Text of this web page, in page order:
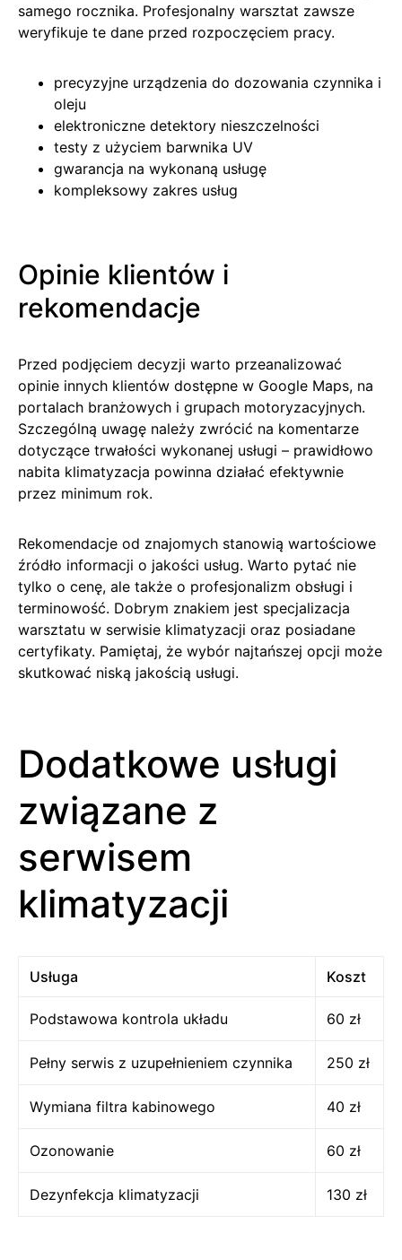
samego rocznika. Profesjonalny warsztat zawsze
weryfikuje te dane przed rozpoczęciem pracy.
precyzyjne urządzenia do dozowania czynnika i
oleju
elektroniczne detektory nieszczelności
testy z użyciem barwnika UV
gwarancja na wykonaną usługę
kompleksowy zakres usług
Opinie klientów i
rekomendacje
Przed podjęciem decyzji warto przeanalizować
opinie innych klientów dostępne w Google Maps, na
portalach branżowych i grupach motoryzacyjnych.
Szczególną uwagę należy zwrócić na komentarze
dotyczące trwałości wykonanej usługi – prawidłowo
nabita klimatyzacja powinna działać efektywnie
przez minimum rok.
Rekomendacje od znajomych stanowią wartościowe
źródło informacji o jakości usług. Warto pytać nie
tylko o cenę, ale także o profesjonalizm obsługi i
terminowość. Dobrym znakiem jest specjalizacja
warsztatu w serwisie klimatyzacji oraz posiadane
certyfikaty. Pamiętaj, że wybór najtańszej opcji może
skutkować niską jakością usługi.
Dodatkowe usługi
związane z
serwisem
klimatyzacji
Usługa Koszt
Podstawowa kontrola układu 60 zł
Pełny serwis z uzupełnieniem czynnika 250 zł
Wymiana filtra kabinowego 40 zł
Ozonowanie 60 zł
Dezynfekcja klimatyzacji 130 zł